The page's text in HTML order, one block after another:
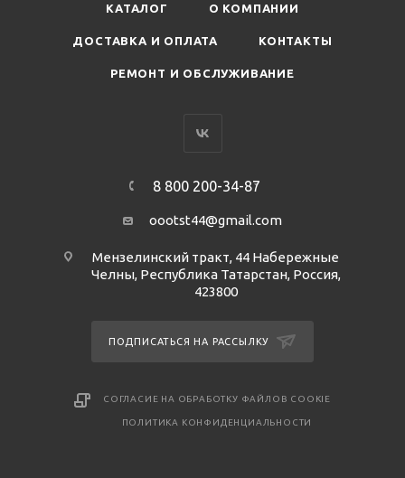
КАТАЛОГ О КОМПАНИИ
ДОСТАВКА И ОПЛАТА КОНТАКТЫ
РЕМОНТ И ОБСЛУЖИВАНИЕ
8 800 200-34-87
oootst44@gmail.com
Мензелинский тракт, 44 Набережные
Челны, Республика Татарстан, Россия,
423800
ПОДПИСАТЬСЯ НА РАССЫЛКУ
СОГЛАСИЕ НА ОБРАБОТКУ ФАЙЛОВ COOKIE
ПОЛИТИКА КОНФИДЕНЦИАЛЬНОСТИ